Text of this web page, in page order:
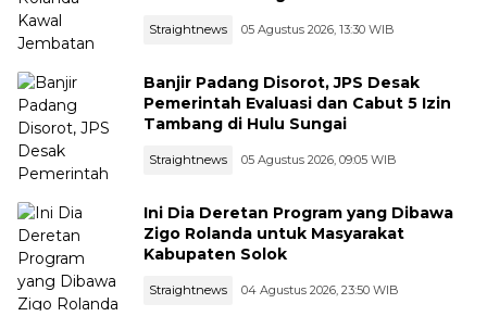
Straightnews 05 Agustus 2026, 13:30 WIB
Banjir Padang Disorot, JPS Desak
Pemerintah Evaluasi dan Cabut 5 Izin
Tambang di Hulu Sungai
Straightnews 05 Agustus 2026, 09:05 WIB
Ini Dia Deretan Program yang Dibawa
Zigo Rolanda untuk Masyarakat
Kabupaten Solok
Straightnews 04 Agustus 2026, 23:50 WIB